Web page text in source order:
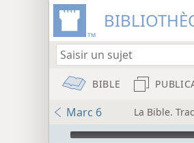
BIBLE
Marc 6 La Bible.
Audio Player